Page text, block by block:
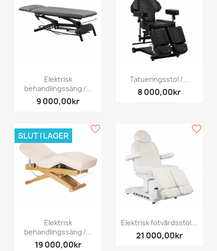
Elektrisk
behandlingssäng /...
9 000,00kr
Tatueringsstol /...
8 000,00kr
Elektrisk
behandlingssäng /...
19 000,00kr
SLUT I LAGER
favorite_border
Elektrisk fotvårdsstol...
21 000,00kr
favorite_border